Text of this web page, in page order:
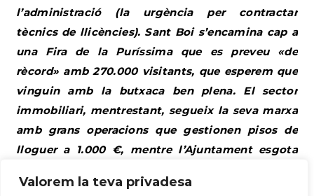
Valorem la teva privadesa
l’administració (la urgència per contractar
tècnics de llicències). Sant Boi s’encamina cap a
una Fira de la Puríssima que es preveu «de
rècord» amb 270.000 visitants, que esperem que
vinguin amb la butxaca ben plena. El sector
immobiliari, mentrestant, segueix la seva marxa
amb grans operacions que gestionen pisos de
lloguer a 1.000 €, mentre l’Ajuntament esgota
intentant posar un pegat de 500 € a un forat de